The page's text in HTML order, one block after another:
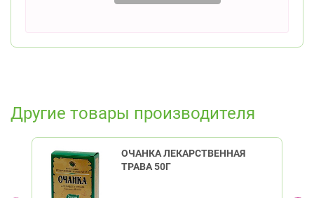
Другие товары производителя
ОЧАНКА ЛЕКАРСТВЕННАЯ
ТРАВА 50Г